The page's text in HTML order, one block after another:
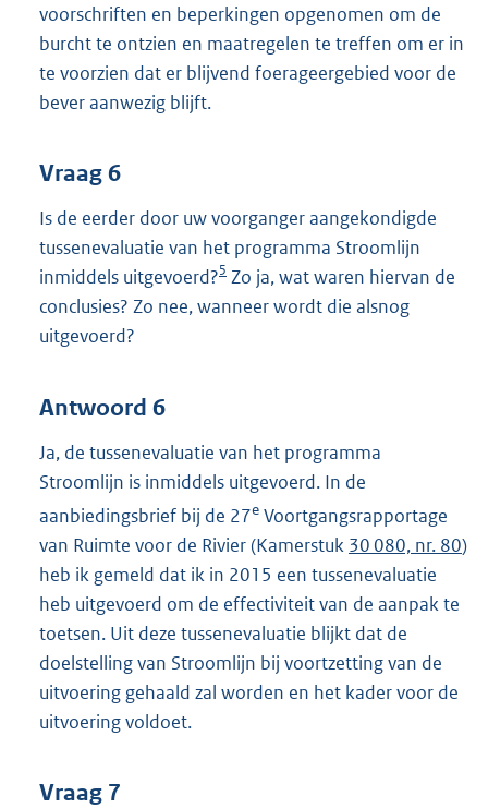
voorschriften en beperkingen opgenomen om de
burcht te ontzien en maatregelen te treffen om er in
te voorzien dat er blijvend foerageergebied voor de
bever aanwezig blijft.
Vraag 6
Is de eerder door uw voorganger aangekondigde
tussenevaluatie van het programma Stroomlijn
inmiddels uitgevoerd?5 Zo ja, wat waren hiervan de
conclusies? Zo nee, wanneer wordt die alsnog
uitgevoerd?
Antwoord 6
Ja, de tussenevaluatie van het programma
Stroomlijn is inmiddels uitgevoerd. In de
aanbiedingsbrief bij de 27e Voortgangsrapportage
van Ruimte voor de Rivier (Kamerstuk 30 080, nr. 80)
heb ik gemeld dat ik in 2015 een tussenevaluatie
heb uitgevoerd om de effectiviteit van de aanpak te
toetsen. Uit deze tussenevaluatie blijkt dat de
doelstelling van Stroomlijn bij voortzetting van de
uitvoering gehaald zal worden en het kader voor de
uitvoering voldoet.
Vraag 7